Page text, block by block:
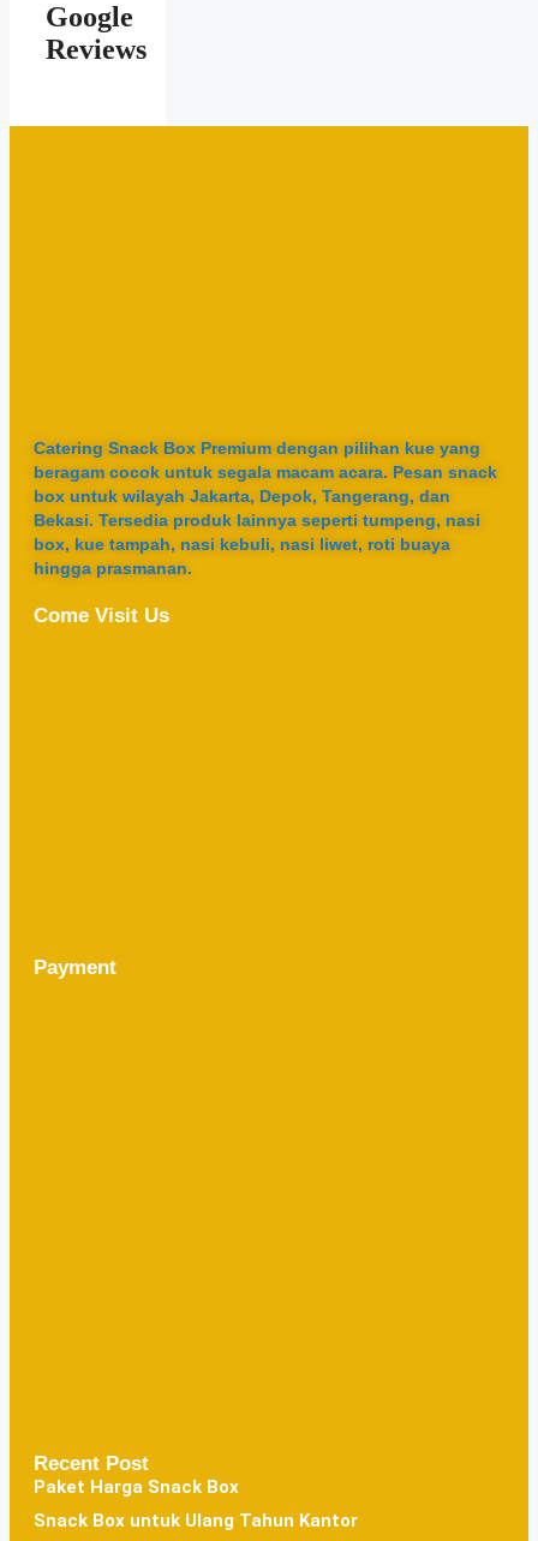
Google
Reviews
Catering Snack Box Premium dengan pilihan kue yang
beragam cocok untuk segala macam acara. Pesan snack
box untuk wilayah Jakarta, Depok, Tangerang, dan
Bekasi. Tersedia produk lainnya seperti tumpeng, nasi
box, kue tampah, nasi kebuli, nasi liwet, roti buaya
hingga prasmanan.
Come Visit Us
Payment
Recent Post
Paket Harga Snack Box
Snack Box untuk Ulang Tahun Kantor